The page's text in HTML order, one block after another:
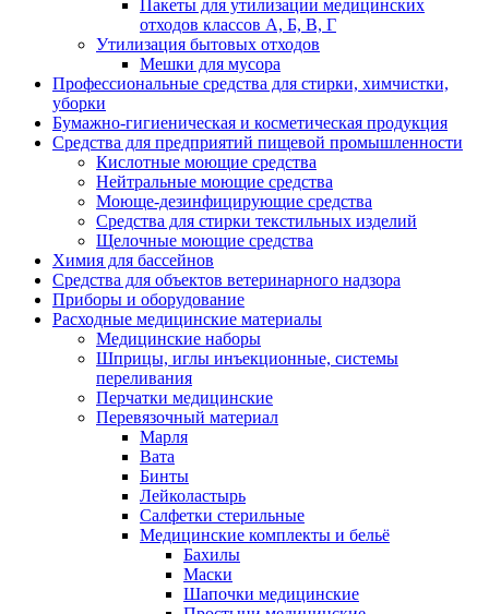
Пакеты для утилизации медицинских
отходов классов А, Б, В, Г
Утилизация бытовых отходов
Мешки для мусора
Профессиональные средства для стирки, химчистки,
уборки
Бумажно-гигиеническая и косметическая продукция
Средства для предприятий пищевой промышленности
Кислотные моющие средства
Нейтральные моющие средства
Моюще-дезинфицирующие средства
Средства для стирки текстильных изделий
Щелочные моющие средства
Химия для бассейнов
Средства для объектов ветеринарного надзора
Приборы и оборудование
Расходные медицинские материалы
Медицинские наборы
Шприцы, иглы инъекционные, системы
переливания
Перчатки медицинские
Перевязочный материал
Марля
Вата
Бинты
Лейколастырь
Салфетки стерильные
Медицинские комплекты и бельё
Бахилы
Маски
Шапочки медицинские